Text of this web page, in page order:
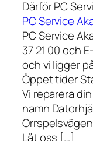
Därför PC
PC Service
PC Service
37 21 00 och
och vi ligger
Öppet tider
Vi reparera
namn
Låt oss […]